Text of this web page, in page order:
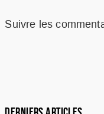
Suivre les